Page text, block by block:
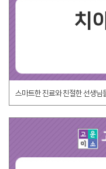
치
스마트한 진료와 친절한 선생님